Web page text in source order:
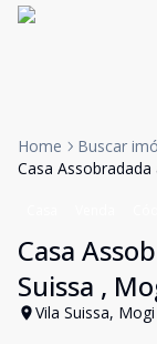
Home
Buscar
Casa Assobradada
Casa
Suissa ,
Vila Suissa,